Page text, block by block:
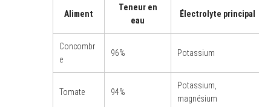
Aliment
Teneur en
eau
Électrolyte principal
Concombr
e
96% Potassium
Tomate 94%
Potassium,
magnésium